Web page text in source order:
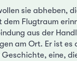
sie abheben,
dem Flugtraum
aus der
am Ort. Er ist es
eine,